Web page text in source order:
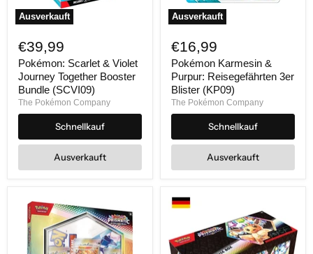
Ausverkauft
Scarlet
&
Violet
Journey
Together
Booster
Bundle
(SCVI09)
€39,99
Pokémon: Scarlet & Violet
Journey Together Booster
Bundle (SCVI09)
The Pokémon Company
Schnellkauf
Ausverkauft
Ausverkauft
Karmesin
&
Purpur:
Reisegefährten
3er
Blister
(KP09)
€16,99
Pokémon Karmesin &
Purpur: Reisegefährten 3er
Blister (KP09)
The Pokémon Company
Schnellkauf
Ausverkauft